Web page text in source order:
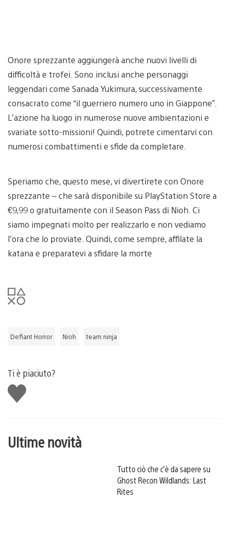
Onore sprezzante aggiungerà anche nuovi livelli di
difficoltà e trofei. Sono inclusi anche personaggi
leggendari come Sanada Yukimura, successivamente
consacrato come “il guerriero numero uno in Giappone”.
L’azione ha luogo in numerose nuove ambientazioni e
svariate sotto-missioni! Quindi, potrete cimentarvi con
numerosi combattimenti e sfide da completare.
Speriamo che, questo mese, vi divertirete con Onore
sprezzante – che sarà disponibile su PlayStation Store a
€9,99 o gratuitamente con il Season Pass di Nioh. Ci
siamo impegnati molto per realizzarlo e non vediamo
l’ora che lo proviate. Quindi, come sempre, affilate la
katana e preparatevi a sfidare la morte
Defiant Horror Nioh team ninja
Ti è piaciuto?
Mi
piace
Ultime novità
Tutto ciò che c’è da sapere su
Ghost Recon Wildlands: Last
Rites